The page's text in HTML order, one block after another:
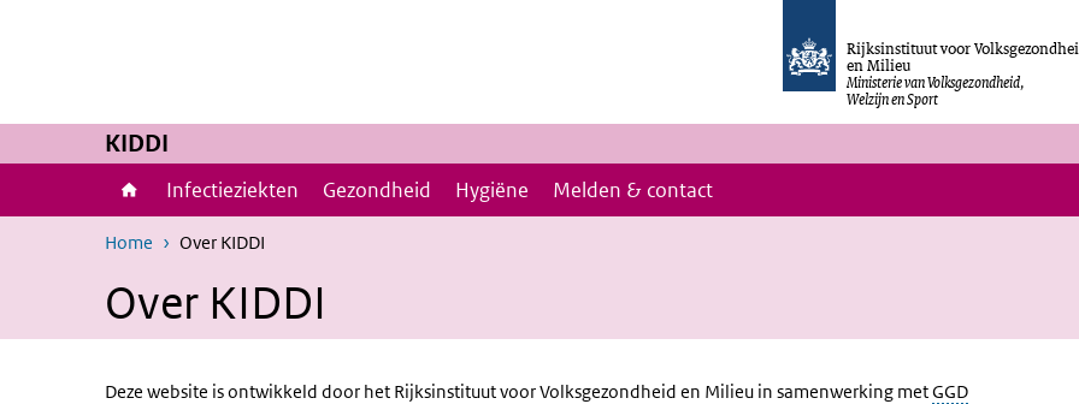
Rijksinstituut voor
en Milieu
Ministerie van Volksgezondheid,
Welzijn en Sport
KIDDI
Infectieziekten Gezondheid Hygiëne Melden & contact
Home Over KIDDI
Over KIDDI
Deze website is ontwikkeld door het Rijksinstituut voor Volksgezondheid en Milieu in samenwerking metGGD